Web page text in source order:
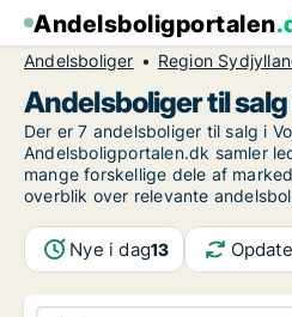
Andelsboligportalen
Andelsboliger Region
Andelsboliger til salg
Der er 7 andelsboliger til salg i
Andelsboligportalen.dk samler
mange forskellige dele af
overblik over relevante
Nye i dag13